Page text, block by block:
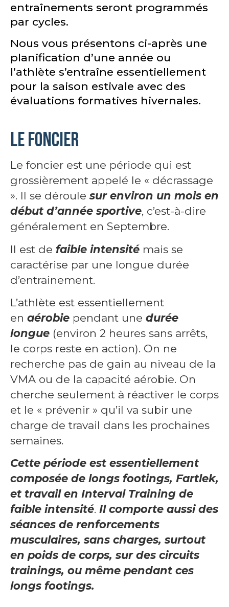
entraînements seront programmés
par cycles.
Nous vous présentons ci-après une
planification d’une année ou
l’athlète s’entraîne essentiellement
pour la saison estivale avec des
évaluations formatives hivernales.
Le foncier
Le foncier est une période qui est
grossièrement appelé le « décrassage
». Il se déroulesur environ un mois en
début d’année sportive, c’est-à-dire
généralement en Septembre.
Il est de faible intensité mais se
caractérise par une longue durée
d’entrainement.
L’athlète est essentiellement
en aérobie pendant une durée
longue (environ 2 heures sans arrêts,
le corps reste en action). On ne
recherche pas de gain au niveau de la
VMA ou de la capacité aérobie. On
cherche seulement à réactiver le corps
et le « prévenir » qu’il va subir une
charge de travail dans les prochaines
semaines.
Cette période est essentiellement
composée de longs footings, Fartlek,
et travail en Interval Training de
faible intensité. Il comporte aussi des
séances de renforcements
musculaires, sans charges, surtout
en poids de corps, sur des circuits
trainings, ou même pendant ces
longs footings.